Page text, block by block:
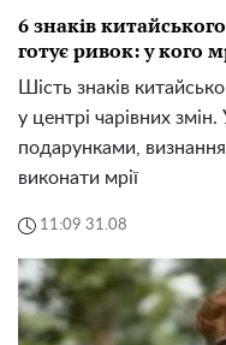
6 знаків
готує ривок: у кого
Шість знаків
у центрі чарівних
подарунками,
виконати мрії
11:09 31.08